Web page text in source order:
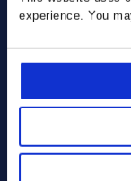
experience. You
Sie